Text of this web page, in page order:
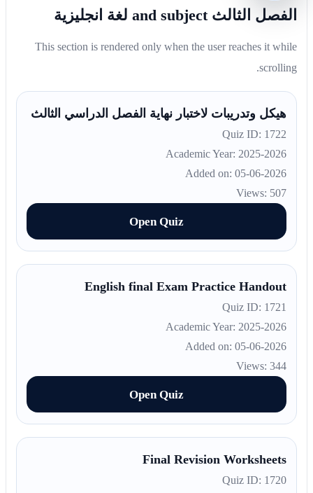
الفصل الثالث and subject لغة انجليزية
This section is rendered only when the user reaches it while
scrolling.
هيكل وتدريبات لاختبار نهاية الفصل الدراسي الثالث
Quiz ID: 1722
Academic Year: 2025-2026
Added on: 05-06-2026
Views: 507
Open Quiz
English final Exam Practice Handout
Quiz ID: 1721
Academic Year: 2025-2026
Added on: 05-06-2026
Views: 344
Open Quiz
Final Revision Worksheets
Quiz ID: 1720